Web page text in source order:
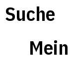
Suche